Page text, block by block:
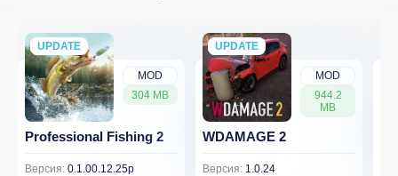
MOD
304 MB
UPDATE
NEW
Professional Fishing 2
Версия: 0.1.00.12.25p
MOD
944.2
MB
UPDATE
NEW
WDAMAGE 2
Версия: 1.0.24